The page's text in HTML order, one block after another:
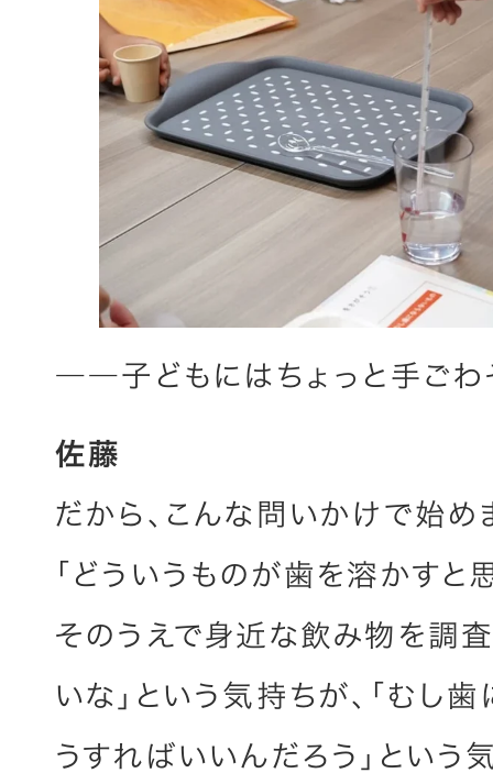
――子どもにはちょっと手ごわ
佐藤
だから、こんな問いかけで始め
「どういうものが歯を溶かすと
そのうえで身近な飲み物を調
いな」という気持ちが、「むし
うすればいいんだろう」という